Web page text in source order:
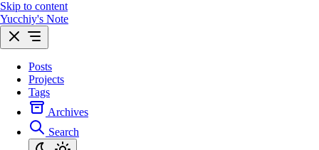
Skip to content
Yucchiy's Note
Posts
Projects
Tags
Archives
Search